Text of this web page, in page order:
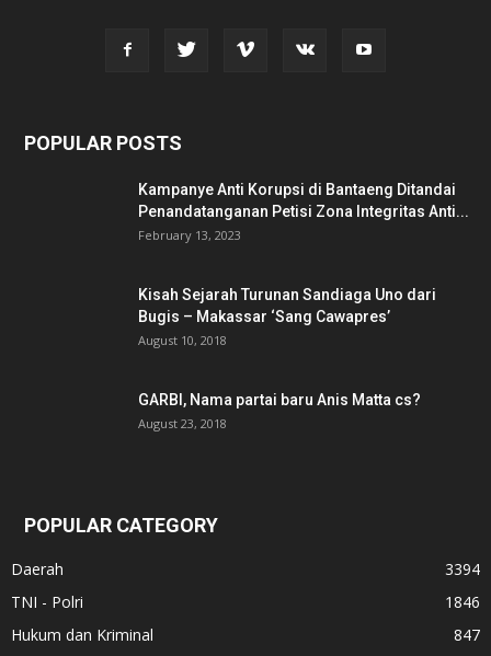
POPULAR POSTS
Kampanye Anti Korupsi di Bantaeng Ditandai
Penandatanganan Petisi Zona Integritas Anti...
February 13, 2023
Kisah Sejarah Turunan Sandiaga Uno dari
Bugis – Makassar ‘Sang Cawapres’
August 10, 2018
GARBI, Nama partai baru Anis Matta cs?
August 23, 2018
POPULAR CATEGORY
Daerah
3394
TNI - Polri
1846
Hukum dan Kriminal
847